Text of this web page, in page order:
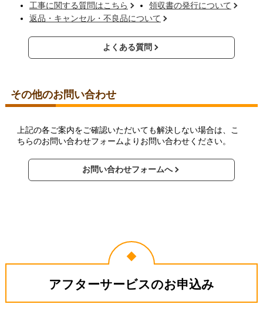
工事に関する質問はこちら
領収書の発行について
返品・キャンセル・不良品について
よくある質問
その他のお問い合わせ
上記の各ご案内をご確認いただいても解決しない場合は、こ
ちらのお問い合わせフォームよりお問い合わせください。
お問い合わせフォームへ
アフターサービスのお申込み